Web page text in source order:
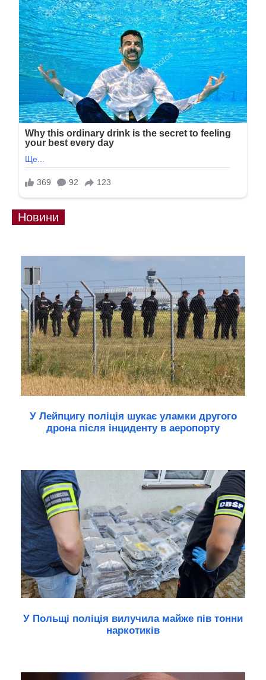
Новини
У Лейпцигу поліція шукає уламки другого
дрона після інциденту в аеропорту
У Польщі поліція вилучила майже пів тонни
наркотиків